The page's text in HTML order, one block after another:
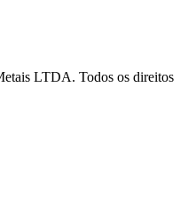
LTDA. Todos os direitos